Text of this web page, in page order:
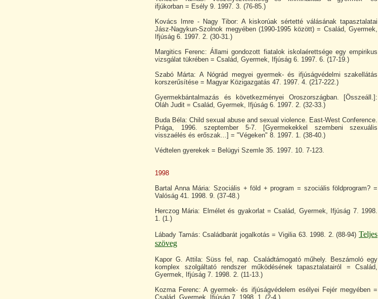
ifjúkorban = Esély 9. 1997. 3. (76-85.)
Kovács Imre - Nagy Tibor: A kiskorúak sértetté válásának tapasztalatai
Jász-Nagykun-Szolnok megyében (1990-1995 között) = Család, Gyermek,
Ifjúság 6. 1997. 2. (30-31.)
Margitics Ferenc: Állami gondozott fiatalok iskolaérettsége egy empirikus
vizsgálat tükrében = Család, Gyermek, Ifjúság 6. 1997. 6. (17-19.)
Szabó Márta: A Nógrád megyei gyermek- és ifjúságvédelmi szakellátás
korszerűsítése = Magyar Közigazgatás 47. 1997. 4. (217-222.)
Gyermekbántalmazás és következményei Oroszországban. [Összeáll.]:
Oláh Judit = Család, Gyermek, Ifjúság 6. 1997. 2. (32-33.)
Buda Béla: Child sexual abuse and sexual violence. East-West Conference.
Prága, 1996. szeptember 5-7. [Gyermekekkel szembeni szexuális
visszaélés és erőszak...] = "Végeken" 8. 1997. 1. (38-40.)
Védtelen gyerekek = Belügyi Szemle 35. 1997. 10. 7-123.
1998
Bartal Anna Mária: Szociális + föld + program = szociális földprogram? =
Valóság 41. 1998. 9. (37-48.)
Herczog Mária: Elmélet és gyakorlat = Család, Gyermek, Ifjúság 7. 1998.
1. (1.)
Lábady Tamás: Családbarát jogalkotás = Vigilia 63. 1998. 2. (88-94) Teljes
szöveg
Kapor G. Attila: Süss fel, nap. Családtámogató műhely. Beszámoló egy
komplex szolgáltató rendszer működésének tapasztalatairól = Család,
Gyermek, Ifjúság 7. 1998. 2. (11-13.)
Kozma Ferenc: A gyermek- és ifjúságvédelem esélyei Fejér megyében =
Család, Gyermek, Ifjúság 7. 1998. 1. (2-4.)